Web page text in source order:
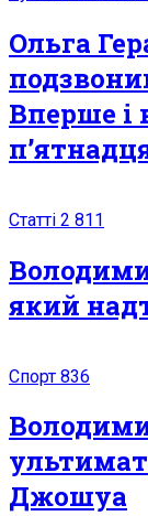
Ольга
Вперше і
Статті 2 811
який
Спорт 836
Джошуа